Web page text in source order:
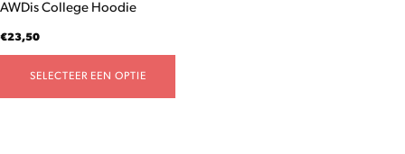
AWDis College Hoodie
€23,50
SELECTEER EEN OPTIE
op
de